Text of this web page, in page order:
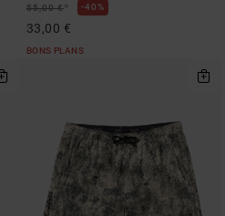
55,00 €* 40%
33,00 €
BONS PLANS